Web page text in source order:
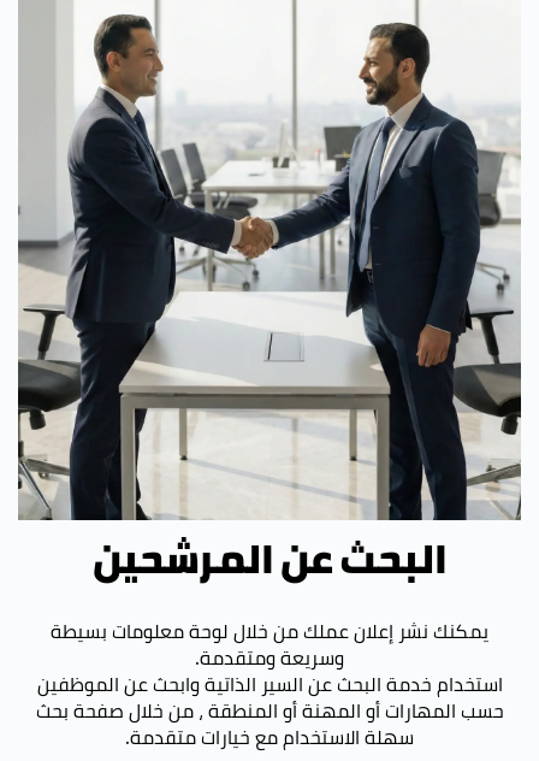
البحث عن المرشحين
يمكنك نشر إعلان عملك من خلال لوحة معلومات بسيطة
وسريعة ومتقدمة.
استخدام خدمة البحث عن السير الذاتية وابحث عن الموظفين
حسب المهارات أو المهنة أو المنطقة ، من خلال صفحة بحث
سهلة الاستخدام مع خيارات متقدمة.